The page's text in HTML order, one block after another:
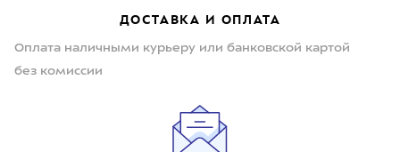
ДОСТАВКА И ОПЛАТА
Оплата наличными курьеру или банковской картой
без комиссии